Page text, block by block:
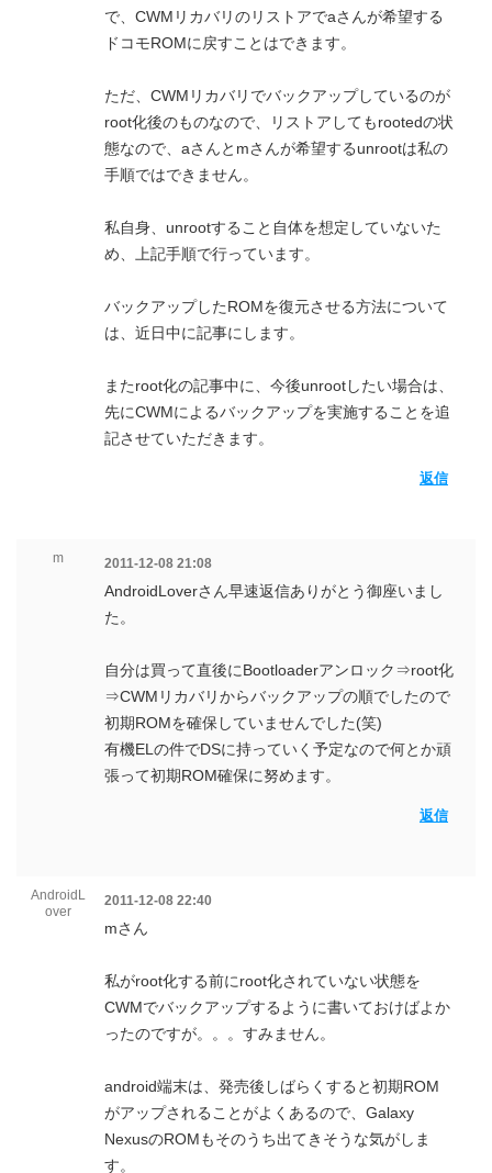
で、CWMリカバリのリストアでaさんが希望する
ドコモROMに戻すことはできます。
ただ、CWMリカバリでバックアップしているのが
root化後のものなので、リストアしてもrootedの状
態なので、aさんとmさんが希望するunrootは私の
手順ではできません。
私自身、unrootすること自体を想定していないた
め、上記手順で行っています。
バックアップしたROMを復元させる方法について
は、近日中に記事にします。
またroot化の記事中に、今後unrootしたい場合は、
先にCWMによるバックアップを実施することを追
記させていただきます。
返信
m 2011-12-08 21:08
AndroidLoverさん早速返信ありがとう御座いまし
た。
自分は買って直後にBootloaderアンロック⇒root化
⇒CWMリカバリからバックアップの順でしたので
初期ROMを確保していませんでした(笑)
有機ELの件でDSに持っていく予定なので何とか頑
張って初期ROM確保に努めます。
返信
AndroidL
over
2011-12-08 22:40
mさん
私がroot化する前にroot化されていない状態を
CWMでバックアップするように書いておけばよか
ったのですが。。。すみません。
android端末は、発売後しばらくすると初期ROM
がアップされることがよくあるので、Galaxy
NexusのROMもそのうち出てきそうな気がしま
す。